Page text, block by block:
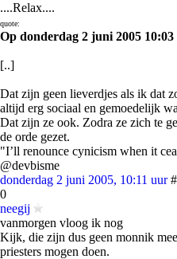
....Relax....
quote:
Op donderdag 2 juni 2005
[..]
Dat zijn geen lieverdjes als ik dat
altijd erg sociaal en gemoedelijk
Dat zijn ze ook. Zodra ze zich te
de orde gezet.
"I’ll renounce cynicism when it
@devbisme
donderdag 2 juni 2005, 10:11 uur
0
neegij
vanmorgen vloog ik nog
Kijk, die zijn dus geen monnik
priesters mogen doen.